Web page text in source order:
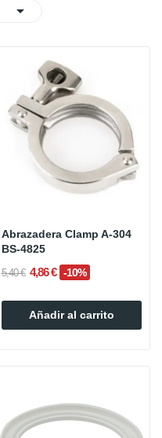

Abrazadera Clamp A-304
BS-4825
5,40 € 4,86 € -10%
Añadir al carrito